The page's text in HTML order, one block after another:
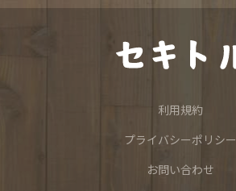
利用規約
プライバシーポリシー
お問い合わせ